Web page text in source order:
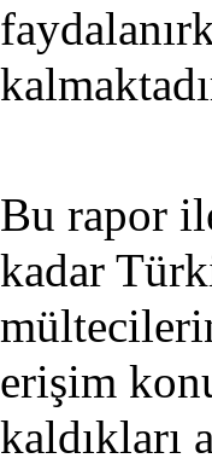
Bu rapor
kadar
erişim
kaldıkları